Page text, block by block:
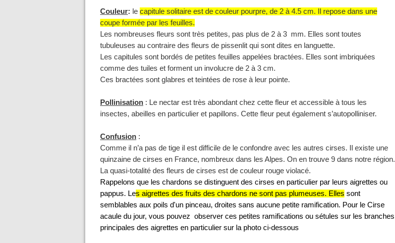
Couleur: le capitule solitaire est de couleur pourpre, de 2 à 4.5 cm. Il repose dans une
coupe formée par les feuilles.
Les nombreuses fleurs sont très petites, pas plus de 2 à 3 mm. Elles sont toutes
tubuleuses au contraire des fleurs de pissenlit qui sont dites en languette.
Les capitules sont bordés de petites feuilles appelées bractées. Elles sont imbriquées
comme des tuiles et forment un involucre de 2 à 3 cm.
Ces bractées sont glabres et teintées de rose à leur pointe.
Pollinisation : Le nectar est très abondant chez cette fleur et accessible à tous les
insectes, abeilles en particulier et papillons. Cette fleur peut également s’autopolliniser.
Confusion :
Comme il n’a pas de tige il est difficile de le confondre avec les autres cirses. Il existe une
quinzaine de cirses en France, nombreux dans les Alpes. On en trouve 9 dans notre région.
La quasi-totalité des fleurs de cirses est de couleur rouge violacé.
Rappelons que les chardons se distinguent des cirses en particulier par leurs aigrettes ou
pappus. Les aigrettes des fruits des chardons ne sont pas plumeuses. Elles sont
semblables aux poils d'un pinceau, droites sans aucune petite ramification. Pour le Cirse
acaule du jour, vous pouvez observer ces petites ramifications ou sétules sur les branches
principales des aigrettes en particulier sur la photo ci-dessous